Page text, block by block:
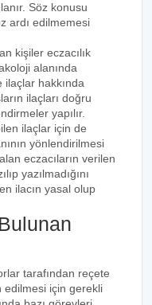
Söz konusu
ardı edilmemesi
kişiler eczacılık
alanında
hakkında
ilaçları doğru
yapılır.
ilaçlar için de
yönlendirilmesi
eczacıların verilen
yazılmadığını
ilacın yasal olup
tarafından reçete
edilmesi için gerekli